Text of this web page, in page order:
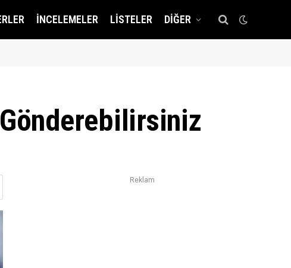
İNCELEMELER LISTELER DIĞER
Reklam